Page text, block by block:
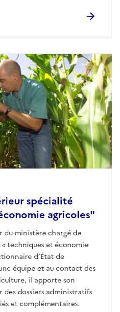
spécialité
agricoles"
du ministère chargé de
techniques et économie
d’État de
équipe et au contact des
il apporte son
des dossiers administratifs
et complémentaires.